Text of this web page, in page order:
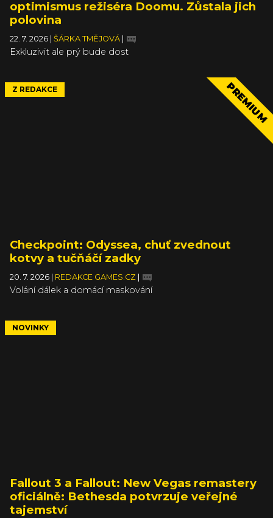
optimismus režiséra Doomu. Zůstala jich
polovina
22. 7. 2026 ŠÁRKA TMĚJOVÁ
Exkluzivit ale prý bude dost
Z REDAKCE PREMIUM
Checkpoint: Odyssea, chuť zvednout
kotvy a tučňáčí zadky
20. 7. 2026 REDAKCE GAMES.CZ
Volání dálek a domácí maskování
NOVINKY
Fallout 3 a Fallout: New Vegas remastery
oficiálně: Bethesda potvrzuje veřejné
tajemství